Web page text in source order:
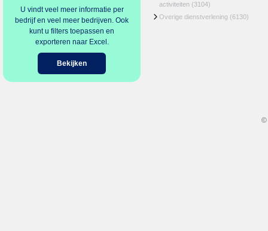
U vindt veel meer informatie per
bedrijf en veel meer bedrijven. Ook
kunt u filters toepassen en
exporteren naar Excel.
Bekijken
activiteiten (3104)
Overige dienstverlening (6130)
©